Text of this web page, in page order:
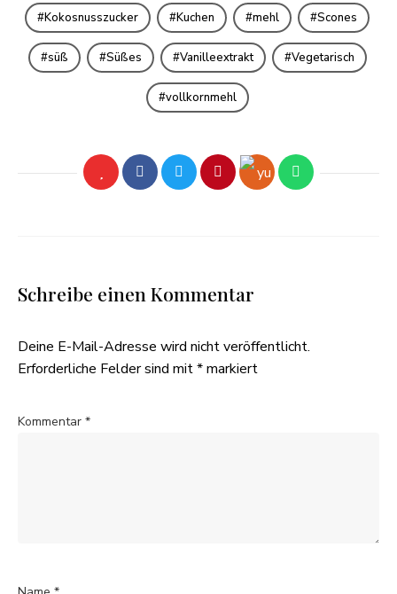
Kokosnusszucker Kuchen mehl Scones
süß Süßes Vanilleextrakt Vegetarisch
vollkornmehl
Schreibe einen Kommentar
Deine E-Mail-Adresse wird nicht veröffentlicht.
Erforderliche Felder sind mit*markiert
Kommentar *